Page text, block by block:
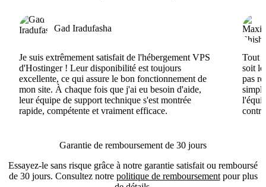
Gad Iradufasha
Je suis extrêmement satisfait de l'hébergement VPS
d'Hostinger ! Leur disponibilité est toujours
excellente, ce qui assure le bon fonctionnement de
mon site. À chaque fois que j'ai eu besoin d'aide,
leur équipe de support technique s'est montrée
rapide, compétente et vraiment efficace.
Tout
soit
pas
Garantie de remboursement de 30 jours
Essayez-le sans risque grâce à notre garantie satisfait ou remboursé
de 30 jours. Consultez notre politique de remboursementpour plus